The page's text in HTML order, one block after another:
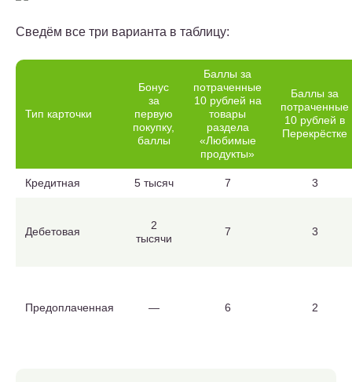
Сведём все три варианта в таблицу:
Тип карточки
Бонус
за
первую
покупку,
баллы
Баллы за
потраченные
10 рублей на
товары
раздела
«Любимые
продукты»
Баллы за
потраченные
10 рублей в
Перекрёстке
Кредитная 5 тысяч 7 3
Дебетовая
2
тысячи
7 3
Предоплаченная — 6 2